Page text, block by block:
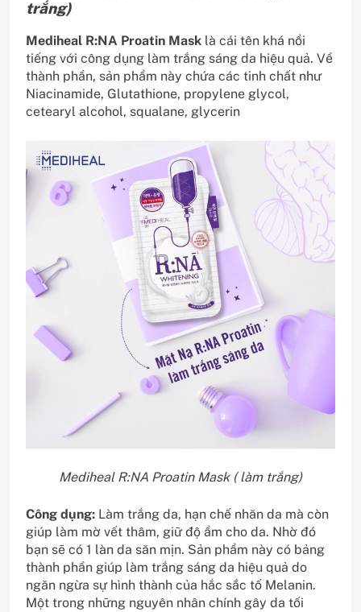
trắng)
Mediheal R:NA Proatin Mask là cái tên khá nổi
tiếng với công dụng làm trắng sáng da hiệu quả. Về
thành phần, sản phẩm này chứa các tinh chất như
Niacinamide, Glutathione, propylene glycol,
cetearyl alcohol, squalane, glycerin
Mediheal R:NA Proatin Mask ( làm trắng)
Công dụng: Làm trắng da, hạn chế nhăn da mà còn
giúp làm mờ vết thâm, giữ độ ẩm cho da. Nhờ đó
bạn sẽ có 1 làn da săn mịn. Sản phẩm này có bảng
thành phần giúp làm trắng sáng da hiệu quả do
ngăn ngừa sự hình thành của hắc sắc tố Melanin.
Một trong những nguyên nhân chính gây da tối